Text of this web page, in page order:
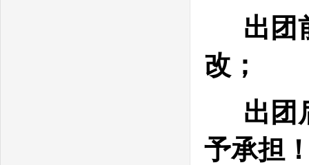
出团
改；
出团
予承担